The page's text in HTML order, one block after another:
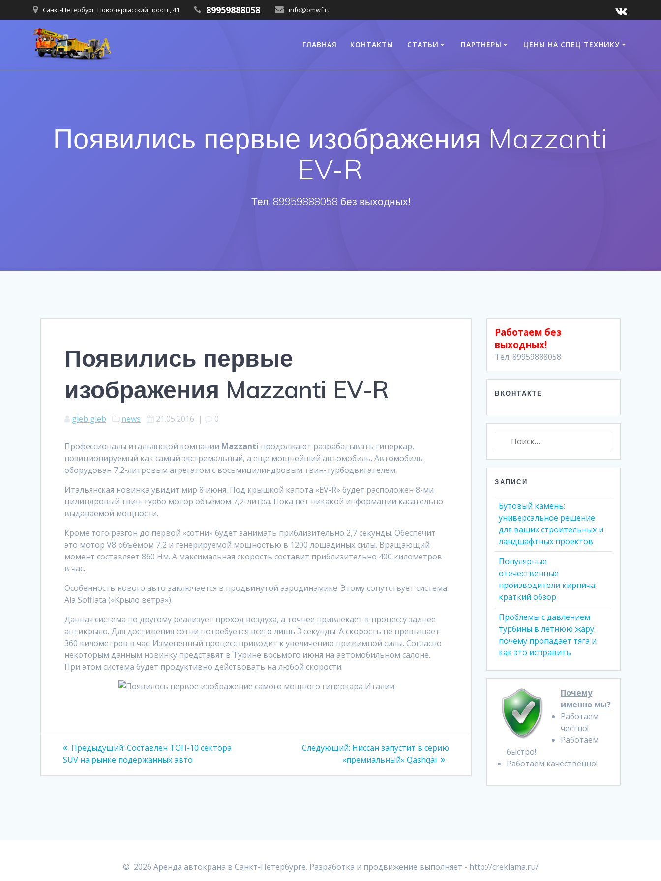
Санкт-Петербург, Новочеркасский просп., 41 89959888058 info@bmwf.ru
ГЛАВНАЯ КОНТАКТЫ СТАТЬИ ПАРТНЕРЫ ЦЕНЫ НА СПЕЦ ТЕХНИКУ
Появились первые изображения Mazzanti
EV-R
Тел. 89959888058 без выходных!
Появились первые
изображения Mazzanti EV-R
gleb gleb news 21.05.2016 | 0
Профессионалы итальянской компании Mazzanti продолжают разрабатывать гиперкар,
позиционируемый как самый экстремальный, а еще мощнейший автомобиль. Автомобиль
оборудован 7,2-литровым агрегатом с восьмицилиндровым твин-турбодвигателем.
Итальянская новинка увидит мир 8 июня. Под крышкой капота «EV-R» будет расположен 8-ми
цилиндровый твин-турбо мотор объёмом 7,2-литра. Пока нет никакой информации касательно
выдаваемой мощности.
Кроме того разгон до первой «сотни» будет занимать приблизительно 2,7 секунды. Обеспечит
это мотор V8 объёмом 7,2 и генерируемой мощностью в 1200 лошадиных силы. Вращающий
момент составляет 860 Нм. А максимальная скорость составит приблизительно 400 километров
в час.
Особенность нового авто заключается в продвинутой аэродинамике. Этому сопутствует система
Ala Soffiata («Крыло ветра»).
Данная система по другому реализует проход воздуха, а точнее привлекает к процессу заднее
антикрыло. Для достижения сотни потребуется всего лишь 3 секунды. А скорость не превышает
360 километров в час. Измененный процесс приводит к увеличению прижимной силы. Согласно
некоторым данным новинку представят в Турине восьмого июня на автомобильном салоне.
При этом система будет продуктивно действовать на любой скорости.
Навигация
по
Предыдущий: Предыдущая
запись:
Составлен ТОП-10 сектора
SUV на рынке подержанных авто
Следующий: Следующая
запись:
Ниссан запустит в серию
«премиальный» Qashqai
Работаем без
выходных!
Тел. 89959888058
ВКОНТАКТЕ
Найти:
ЗАПИСИ
Бутовый камень:
универсальное решение
для ваших строительных и
ландшафтных проектов
Популярные
отечественные
производители кирпича:
краткий обзор
Проблемы с давлением
турбины в летнюю жару:
почему пропадает тяга и
как это исправить
Почему
именно мы?
Работаем
честно!
Работаем
быстро!
Работаем качественно!
© 2026 Аренда автокрана в Санкт-Петербурге. Разработка и продвижение выполняет - http://creklama.ru/